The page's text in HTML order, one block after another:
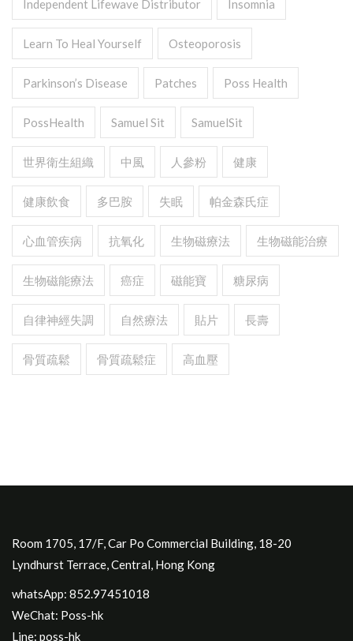
Independent Lifewave Distributor Insomnia
Learn To Heal Yourself Osteoporosis
Parkinson’s Disease Patches Poss Health
PossHealth Samuel Sit SamuelSit
世界衛生組織 中風 人參粉 健康
健康飲食 多巴胺 失眠 帕金森氏症
心血管疾病 抗氧化 生物磁療法 生物磁能治療
生物磁能療法 癌症 磁能寶 糖尿病
自律神經失調 自然療法 貼片 長壽
骨質疏鬆 骨質疏鬆症 高血壓
Room 1705, 17/F, Car Po Commercial Building, 18-20
Lyndhurst Terrace, Central, Hong Kong
whatsApp: 852.97451018
WeChat: Poss-hk
Line: poss-hk